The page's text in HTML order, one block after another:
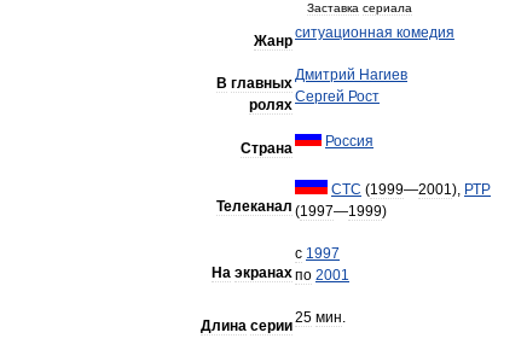
Заставка сериала
Жанрситуационная комедия
В главных
ролях
Дмитрий Нагиев
Сергей Рост
Страна Россия
Телеканал
СТС (1999—2001), РТР
(1997—1999)
На экранах
с 1997
по 2001
Длина серии25 мин.